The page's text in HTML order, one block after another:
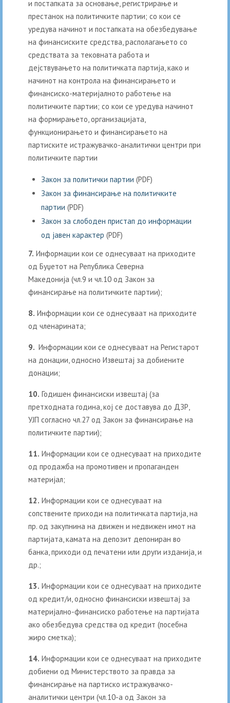
и постапката за основање, регистрирање и
престанок на политичките партии; со кои се
уредува начинот и постапката на обезбедување
на финансиските средства, располагањето со
средствата за тековната работа и
дејствувањето на политичката партија, како и
начинот на контрола на финансирањето и
финансиско-материјалното работење на
политичките партии; со кои се уредува начинот
на формирањето, организацијата,
функционирањето и финансирањето на
партиските истражувачко-аналитички центри при
политичките партии
Закон за политички партии (PDF)
Закон за финансирање на политичките
партии (PDF)
Закон за слободен пристап до информации
од јавен карактер (PDF)
7. Информации кои се однесуваат на приходите
од Буџетот на Република Северна
Македонија (чл.9 и чл.10 од Закон за
финансирање на политичките партии);
8. Информации кои се однесуваат на приходите
од членарината;
9. Информации кои се однесуваат на Регистарот
на донации, односно Извештај за добиените
донации;
10. Годишен финансиски извештај (за
претходната година, кој се доставува до ДЗР,
УЈП согласно чл.27 од Закон за финансирање на
политичките партии);
11. Информации кои се однесуваат на приходите
од продажба на промотивен и пропаганден
материјал;
12. Информации кои се однесуваат на
сопствените приходи на политичката партија, на
пр. од закупнина на движен и недвижен имот на
партијата, камата на депозит депониран во
банка, приходи од печатени или други изданија, и
др.;
13. Информации кои се однесуваат на приходите
од кредит/и, односно финансиски извештај за
материјално-финансиско работење на партијата
ако обезбедува средства од кредит (посебна
жиро сметка);
14. Информации кои се однесуваат на приходите
добиени од Министерството за правда за
финансирање на партиско истражувачко-
аналитички центри (чл.10-а од Закон за